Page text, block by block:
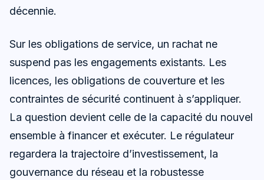
décennie.
Sur les obligations de service, un rachat ne
suspend pas les engagements existants. Les
licences, les obligations de couverture et les
contraintes de sécurité continuent à s’appliquer.
La question devient celle de la capacité du nouvel
ensemble à financer et exécuter. Le régulateur
regardera la trajectoire d’investissement, la
gouvernance du réseau et la robustesse